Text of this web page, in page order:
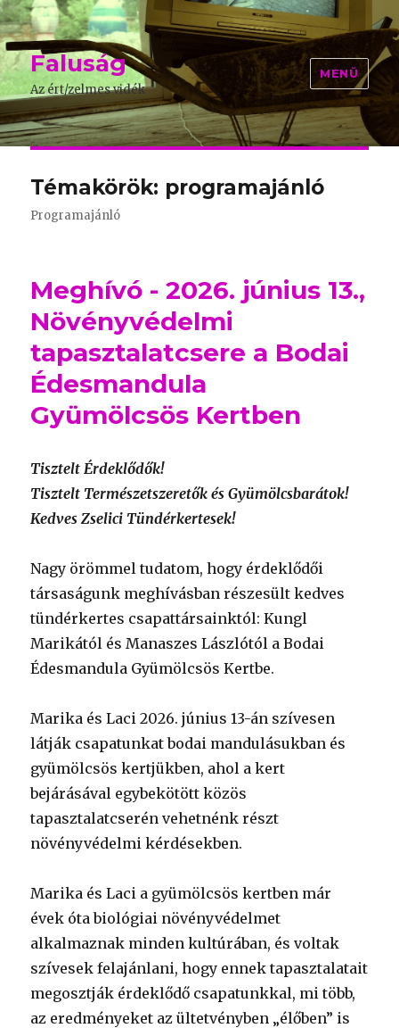
Faluság
Az ért/zelmes vidék
MENÜ
Témakörök: programajánló
Programajánló
Meghívó - 2026. június 13.,
Növényvédelmi
tapasztalatcsere a Bodai
Édesmandula
Gyümölcsös Kertben
Tisztelt Érdeklődők!
Tisztelt Természetszeretők és Gyümölcsbarátok!
Kedves Zselici Tündérkertesek!
Nagy örömmel tudatom, hogy érdeklődői
társaságunk meghívásban részesült kedves
tündérkertes csapattársainktól: Kungl
Marikától és Manaszes Lászlótól a Bodai
Édesmandula Gyümölcsös Kertbe.
Marika és Laci 2026. június 13-án szívesen
látják csapatunkat bodai mandulásukban és
gyümölcsös kertjükben, ahol a kert
bejárásával egybekötött közös
tapasztalatcserén vehetnénk részt
növényvédelmi kérdésekben.
Marika és Laci a gyümölcsös kertben már
évek óta biológiai növényvédelmet
alkalmaznak minden kultúrában, és voltak
szívesek felajánlani, hogy ennek tapasztalatait
megosztják érdeklődő csapatunkkal, mi több,
az eredményeket az ültetvényben „élőben” is